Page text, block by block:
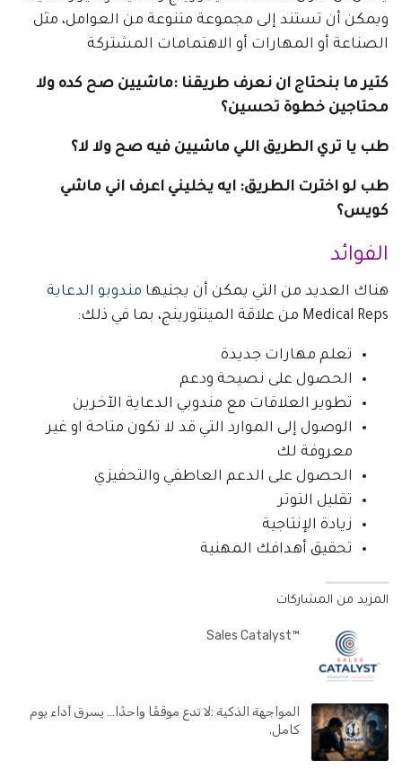
ويمكن أن تستند إلى مجموعة متنوعة من العوامل، مثل
الصناعة أو المهارات أو الاهتمامات المشتركة
كتير ما بنحتاج ان نعرف طريقنا :ماشيين صح كده ولا
محتاجين خطوة تحسين؟
طب يا تري الطريق اللي ماشيين فيه صح ولا لا؟
طب لو اخترت الطريق: ايه يخليني اعرف اني ماشي
كويس؟
الفوائد
هناك العديد من التي يمكن أن يجنيها مندوبو الدعاية
Medical Reps من علاقة المينتورينج، بما في ذلك:
تعلم مهارات جديدة
الحصول على نصيحة ودعم
تطوير العلاقات مع مندوبي الدعاية الآخرين
الوصول إلى الموارد التي قد لا تكون متاحة او غير
معروفة لك
الحصول على الدعم العاطفي والتحفيزي
تقليل التوتر
زيادة الإنتاجية
تحقيق أهدافك المهنية
المزيد من المشاركات
™Sales Catalyst
المواجهة الذكية :لا تدع موقفًا واحدًا… يسرق أداء يوم
كامل.